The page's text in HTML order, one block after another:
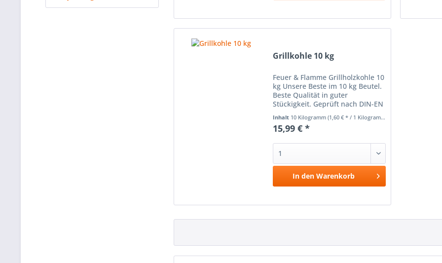
Grillkohle 10 kg
Feuer & Flamme Grillholzkohle 10
kg Unsere Beste im 10 kg Beutel.
Beste Qualität in guter
Stückigkeit. Geprüft nach DIN-EN
Inhalt 10 Kilogramm(1,60 € * / 1 Kilogramm)
15,99 € *
In den Warenkorb